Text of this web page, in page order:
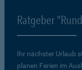
Ratgeber
Ihr nächster Urlaub
planen Ferien im